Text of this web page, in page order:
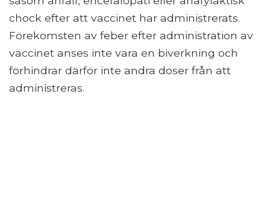
chock efter att vaccinet har administrerats.
Förekomsten av feber efter administration av
vaccinet anses inte vara en biverkning och
förhindrar därför inte andra doser från att
administreras.